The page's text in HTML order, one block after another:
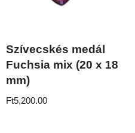
Szívecskés medál
Fuchsia mix (20 x 18
mm)
Ft5,200.00